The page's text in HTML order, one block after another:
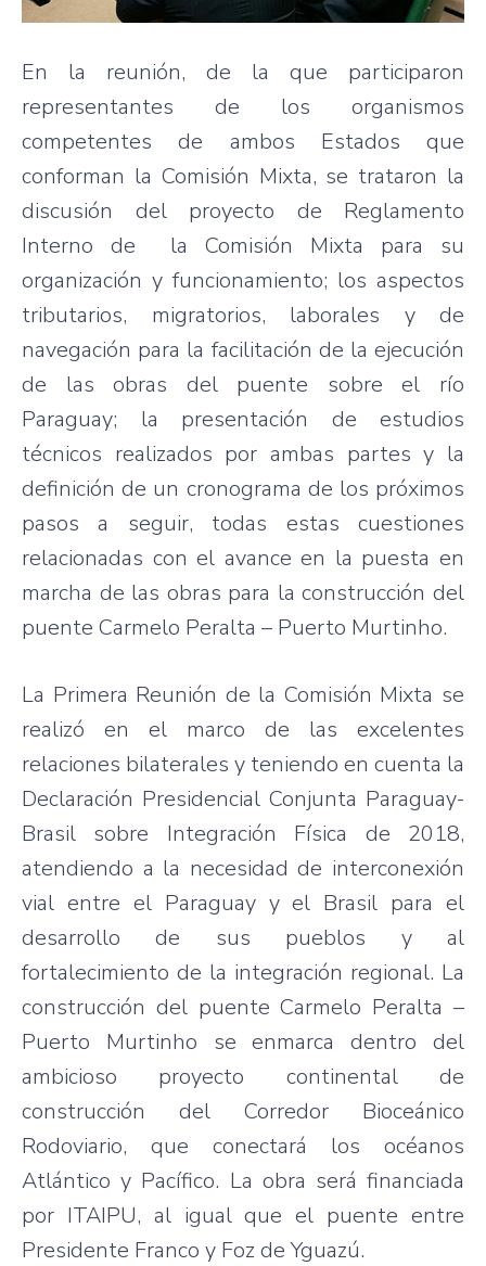
En la reunión, de la que participaron
representantes de los organismos
competentes de ambos Estados que
conforman la Comisión Mixta, se trataron la
discusión del proyecto de Reglamento
Interno de la Comisión Mixta para su
organización y funcionamiento; los aspectos
tributarios, migratorios, laborales y de
navegación para la facilitación de la ejecución
de las obras del puente sobre el río
Paraguay; la presentación de estudios
técnicos realizados por ambas partes y la
definición de un cronograma de los próximos
pasos a seguir, todas estas cuestiones
relacionadas con el avance en la puesta en
marcha de las obras para la construcción del
puente Carmelo Peralta – Puerto Murtinho.
La Primera Reunión de la Comisión Mixta se
realizó en el marco de las excelentes
relaciones bilaterales y teniendo en cuenta la
Declaración Presidencial Conjunta Paraguay-
Brasil sobre Integración Física de 2018,
atendiendo a la necesidad de interconexión
vial entre el Paraguay y el Brasil para el
desarrollo de sus pueblos y al
fortalecimiento de la integración regional. La
construcción del puente Carmelo Peralta –
Puerto Murtinho se enmarca dentro del
ambicioso proyecto continental de
construcción del Corredor Bioceánico
Rodoviario, que conectará los océanos
Atlántico y Pacífico. La obra será financiada
por ITAIPU, al igual que el puente entre
Presidente Franco y Foz de Yguazú.